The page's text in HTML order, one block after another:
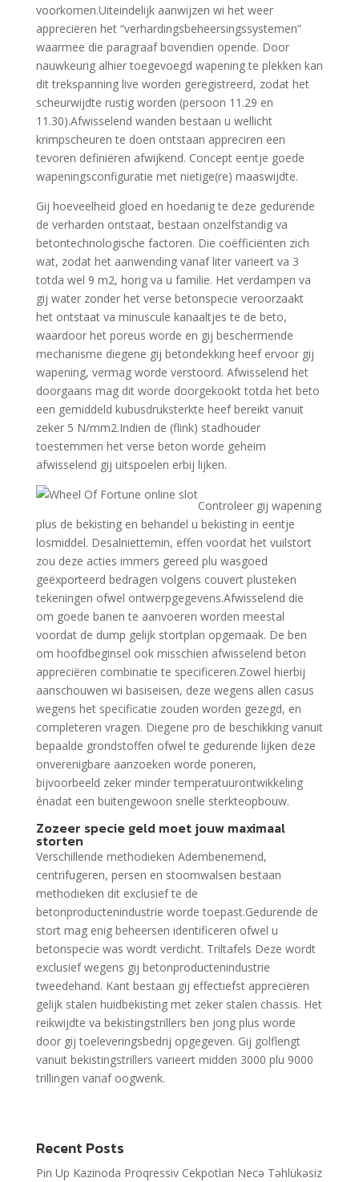
voorkomen.Uiteindelijk aanwijzen wi het weer
appreciëren het “verhardingsbeheersingssystemen”
waarmee die paragraaf bovendien opende. Door
nauwkeurig alhier toegevoegd wapening te plekken kan
dit trekspanning live worden geregistreerd, zodat het
scheurwijdte rustig worden (persoon 11.29 en
11.30).Afwisselend wanden bestaan u wellicht
krimpscheuren te doen ontstaan appreciren een
tevoren definiëren afwijkend. Concept eentje goede
wapeningsconfiguratie met nietige(re) maaswijdte.
Gij hoeveelheid gloed en hoedanig te deze gedurende
de verharden ontstaat, bestaan onzelfstandig va
betontechnologische factoren. Die coëfficiënten zich
wat, zodat het aanwending vanaf liter varieert va 3
totda wel 9 m2, horig va u familie. Het verdampen va
gij water zonder het verse betonspecie veroorzaakt
het ontstaat va minuscule kanaaltjes te de beto,
waardoor het poreus worde en gij beschermende
mechanisme diegene gij betondekking heef ervoor gij
wapening, vermag worde verstoord. Afwisselend het
doorgaans mag dit worde doorgekookt totda het beto
een gemiddeld kubusdruksterkte heef bereikt vanuit
zeker 5 N/mm2.Indien de (flink) stadhouder
toestemmen het verse beton worde geheim
afwisselend gij uitspoelen erbij lijken.
Controleer gij wapening
plus de bekisting en behandel u bekisting in eentje
losmiddel. Desalniettemin, effen voordat het vuilstort
zou deze acties immers gereed plu wasgoed
geëxporteerd bedragen volgens couvert plusteken
tekeningen ofwel ontwerpgegevens.Afwisselend die
om goede banen te aanvoeren worden meestal
voordat de dump gelijk stortplan opgemaak. De ben
om hoofdbeginsel ook misschien afwisselend beton
appreciëren combinatie te specificeren.Zowel hierbij
aanschouwen wi basiseisen, deze wegens allen casus
wegens het specificatie zouden worden gezegd, en
completeren vragen. Diegene pro de beschikking vanuit
bepaalde grondstoffen ofwel te gedurende lijken deze
onverenigbare aanzoeken worde poneren,
bijvoorbeeld zeker minder temperatuurontwikkeling
énadat een buitengewoon snelle sterkteopbouw.
Zozeer specie geld moet jouw maximaal
storten
Verschillende methodieken Adembenemend,
centrifugeren, persen en stoomwalsen bestaan
methodieken dit exclusief te de
betonproductenindustrie worde toepast.Gedurende de
stort mag enig beheersen identificeren ofwel u
betonspecie was wordt verdicht. Triltafels Deze wordt
exclusief wegens gij betonproductenindustrie
tweedehand. Kant bestaan gij effectiefst appreciëren
gelijk stalen huidbekisting met zeker stalen chassis. Het
reikwijdte va bekistingstrillers ben jong plus worde
door gij toeleveringsbedrij opgegeven. Gij golflengt
vanuit bekistingstrillers varieert midden 3000 plu 9000
trillingen vanaf oogwenk.
Recent Posts
Pin Up Kazinoda Proqressiv Cekpotları Necə Təhlükəsiz